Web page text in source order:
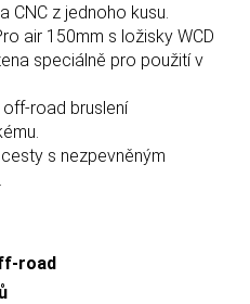
CNC z jednoho kusu.
air 150mm s ložisky WCD
speciálně pro použití v
road bruslení
s nezpevněným
road